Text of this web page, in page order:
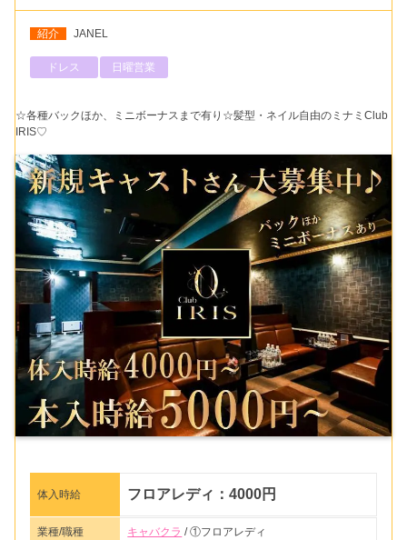
紹介 JANEL
ドレス 日曜営業
☆各種バックほか、ミニボーナスまで有り☆髪型・ネイル自由のミナミClub
IRIS♡
体入時給 フロアレディ：4000円
業種/職種 キャバクラ / ①フロアレディ